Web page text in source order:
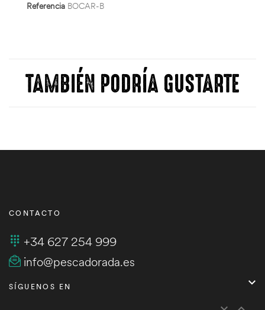
Referencia BOCAR-B
TAMBIÉN PODRÍA GUSTARTE
CONTACTO
+34 627 254 999
info@pescadorada.es
SÍGUENOS EN
